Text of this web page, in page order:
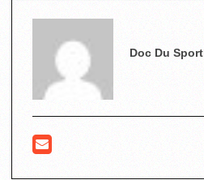
Doc Du Sport